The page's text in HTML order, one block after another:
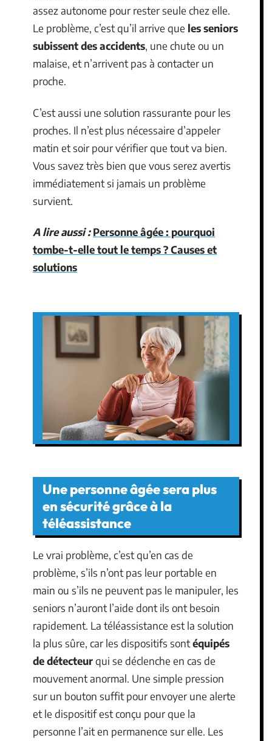
assez autonome pour rester seule chez elle.
Le problème, c’est qu’il arrive que les seniors
subissent des accidents, une chute ou un
malaise, et n’arrivent pas à contacter un
proche.
C’est aussi une solution rassurante pour les
proches. Il n’est plus nécessaire d’appeler
matin et soir pour vérifier que tout va bien.
Vous savez très bien que vous serez avertis
immédiatement si jamais un problème
survient.
A lire aussi : Personne âgée : pourquoi
tombe-t-elle tout le temps ? Causes et
solutions
Une personne âgée sera plus
en sécurité grâce à la
téléassistance
Le vrai problème, c’est qu’en cas de
problème, s’ils n’ont pas leur portable en
main ou s’ils ne peuvent pas le manipuler, les
seniors n’auront l’aide dont ils ont besoin
rapidement. La téléassistance est la solution
la plus sûre, car les dispositifs sontéquipés
de détecteurqui se déclenche en cas de
mouvement anormal. Une simple pression
sur un bouton suffit pour envoyer une alerte
et le dispositif est conçu pour que la
personne l’ait en permanence sur elle. Les